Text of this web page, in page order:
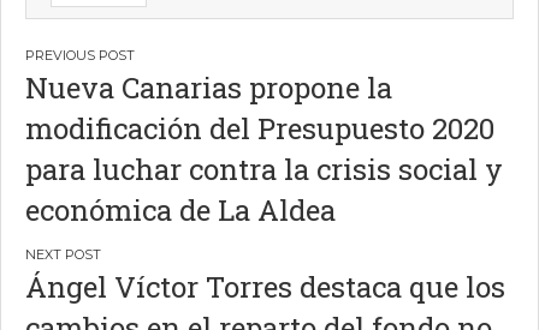
Navegación
de
entradas
Nueva Canarias propone la
modificación del Presupuesto 2020
para luchar contra la crisis social y
económica de La Aldea
Ángel Víctor Torres destaca que los